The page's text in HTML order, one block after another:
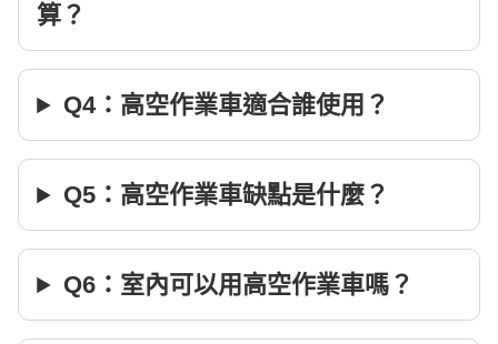
算？
Q4：高空作業車適合誰使用？
Q5：高空作業車缺點是什麼？
Q6：室內可以用高空作業車嗎？